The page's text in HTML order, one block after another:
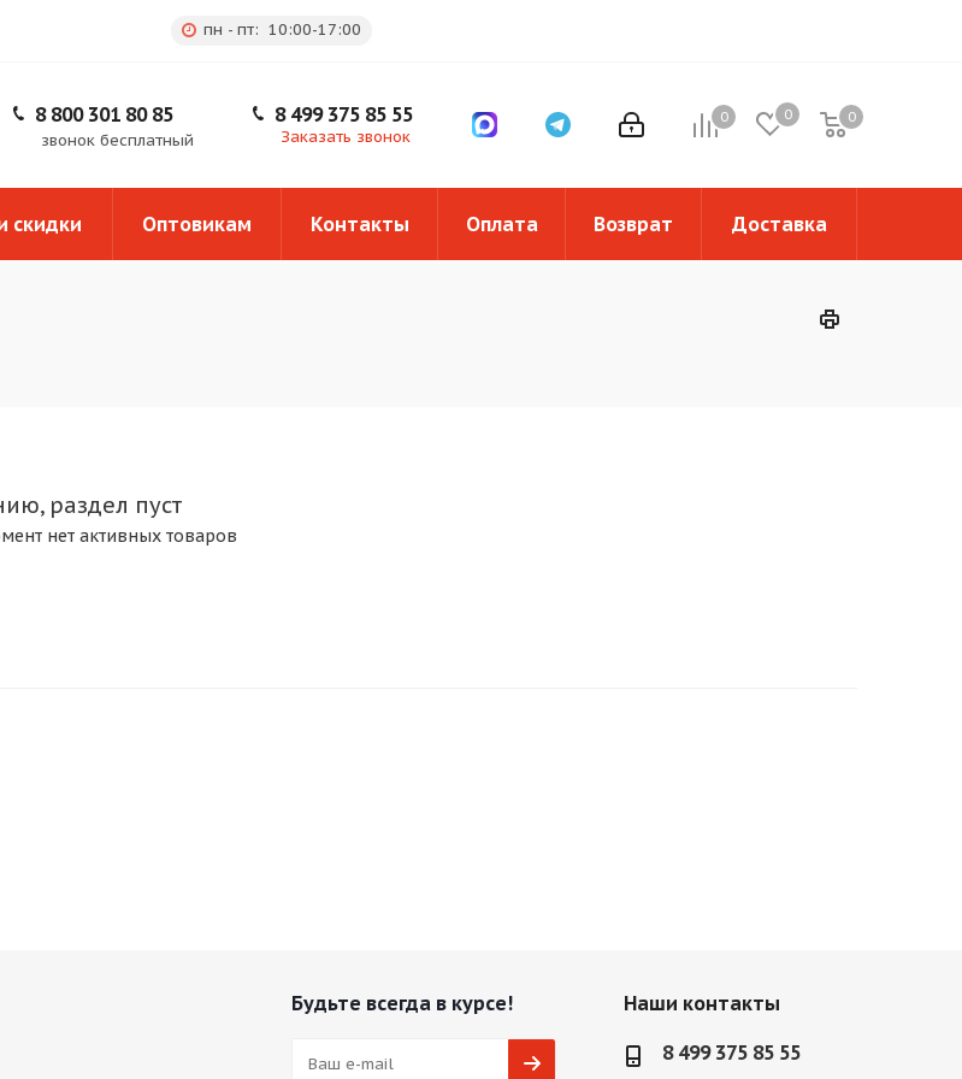
пн - пт: 10:00-17:00
0 0 0
0
8 800 301 80 85
звонок бесплатный
8 499 375 85 55
Заказать звонок
скидки Оптовикам Контакты Оплата Возврат Доставка
раздел пуст
нет активных товаров
Будьте всегда в курсе! Наши контакты
8 499 375 85 55